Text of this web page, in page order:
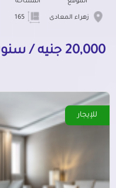
زهراء المعادى
20,000 جنيه / سنوياً
للإيجار